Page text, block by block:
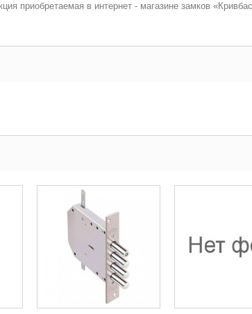
приобретаемая в интернет - магазине замков